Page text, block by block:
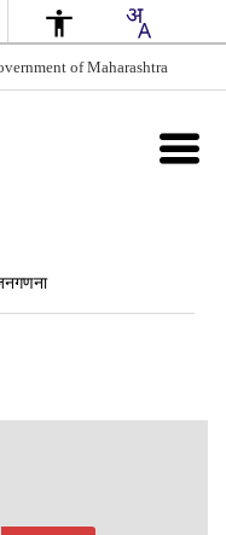
of Maharashtra